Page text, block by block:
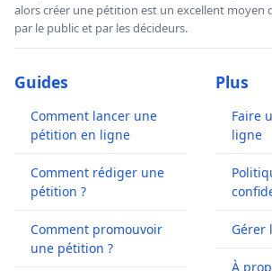
alors créer une pétition est un excellent moyen
par le public et par les décideurs.
Guides
Comment lancer une
pétition en ligne
Comment rédiger une
pétition ?
Comment promouvoir
une pétition ?
Plus
Faire
ligne
Gérer
À